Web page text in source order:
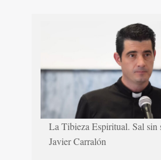
La Tibieza Espiritual. Sal sin
Javier Carralón